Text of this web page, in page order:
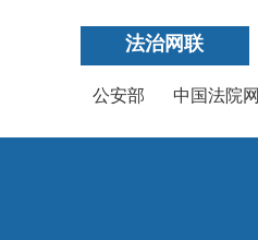
法治网联
公安部 中国法院网